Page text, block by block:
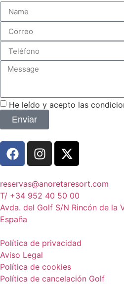
He leído y acepto las
Enviar
reservas@anoretaresort.com
T/ +34 952 40 50 00
Avda. del Golf S/N Rincón de la
España
Política de privacidad
Aviso Legal
Política de cookies
Política de cancelación Golf